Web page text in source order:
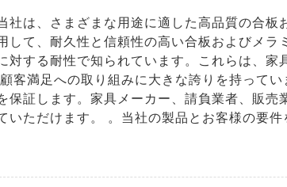
は、さまざまな用途に適した高品質の合板
て、耐久性と信頼性の高い合板およびメラ
する耐性で知られています。これらは、家
客満足への取り組みに大きな誇りを持って
証します。家具メーカー、請負業者、販売
ただけます。 。当社の製品とお客様の要